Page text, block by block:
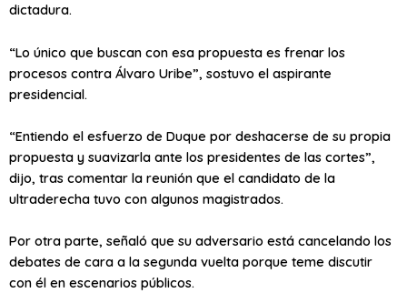
dictadura.
“Lo único que buscan con esa propuesta es frenar los
procesos contra Álvaro Uribe”, sostuvo el aspirante
presidencial.
“Entiendo el esfuerzo de Duque por deshacerse de su propia
propuesta y suavizarla ante los presidentes de las cortes”,
dijo, tras comentar la reunión que el candidato de la
ultraderecha tuvo con algunos magistrados.
Por otra parte, señaló que su adversario está cancelando los
debates de cara a la segunda vuelta porque teme discutir
con él en escenarios públicos.